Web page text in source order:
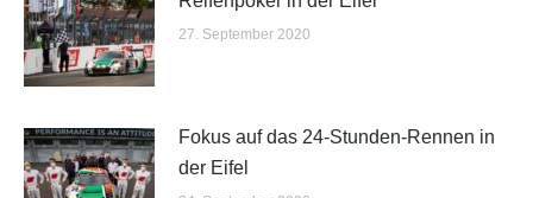
27. September 2020
Fokus auf das 24-Stunden-Rennen in
der Eifel